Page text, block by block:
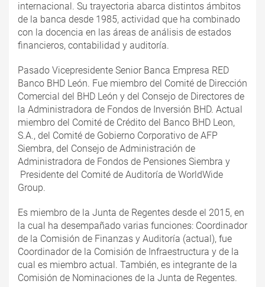
internacional. Su trayectoria abarca distintos ámbitos
de la banca desde 1985, actividad que ha combinado
con la docencia en las áreas de análisis de estados
financieros, contabilidad y auditoría.
Pasado Vicepresidente Senior Banca Empresa RED
Banco BHD León. Fue miembro del Comité de Dirección
Comercial del BHD León y del Consejo de Directores de
la Administradora de Fondos de Inversión BHD. Actual
miembro del Comité de Crédito del Banco BHD Leon,
S.A., del Comité de Gobierno Corporativo de AFP
Siembra, del Consejo de Administración de
Administradora de Fondos de Pensiones Siembra y
Presidente del Comité de Auditoría de WorldWide
Group.
Es miembro de la Junta de Regentes desde el 2015, en
la cual ha desempañado varias funciones: Coordinador
de la Comisión de Finanzas y Auditoría (actual), fue
Coordinador de la Comisión de Infraestructura y de la
cual es miembro actual. También, es integrante de la
Comisión de Nominaciones de la Junta de Regentes.